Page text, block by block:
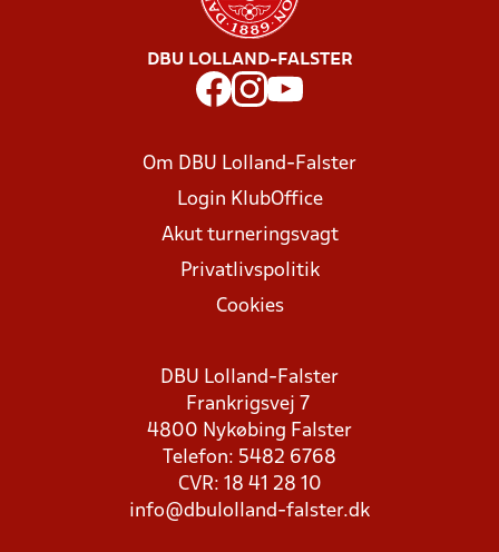
DBU LOLLAND-FALSTER
Om DBU Lolland-Falster
Login KlubOffice
Akut turneringsvagt
Privatlivspolitik
Cookies
DBU Lolland-Falster
Frankrigsvej 7
4800 Nykøbing Falster
Telefon: 5482 6768
CVR: 18 41 28 10
info@dbulolland-falster.dk